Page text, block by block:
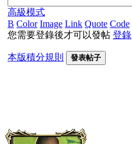
高級模式
B Color Image Link Quote Code
您需要登錄後才可以發帖 登錄
本版積分規則 發表帖子